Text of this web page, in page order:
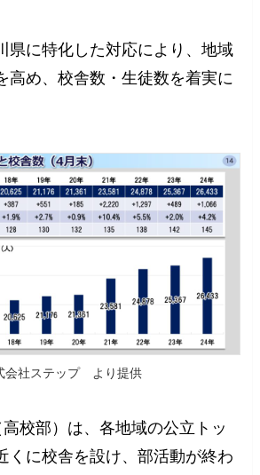
県に特化した対応により、地域
高め、校舎数・生徒数を着実に
会社ステップ より提供
校部）は、各地域の公立トッ
くに校舎を設け、部活動が終わ